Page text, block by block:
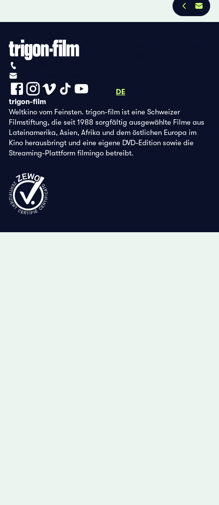
DE
trigon-film
Weltkino vom Feinsten. trigon-film ist eine Schweizer
Filmstiftung, die seit 1988 sorgfältig ausgewählte Filme aus
Lateinamerika, Asien, Afrika und dem östlichen Europa im
Kino herausbringt und eine eigene DVD-Edition sowie die
Streaming-Plattform filmingo betreibt.